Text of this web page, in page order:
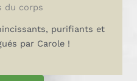
du corps
purifiants et
par Carole !
massage purifiant,